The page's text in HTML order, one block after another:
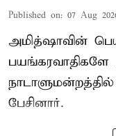
Published on: 07 Aug
அமித்ஷாவின்
பயங்கரவாதிகளே
நாடாளுமன்றத்தில்
பேசினார்.